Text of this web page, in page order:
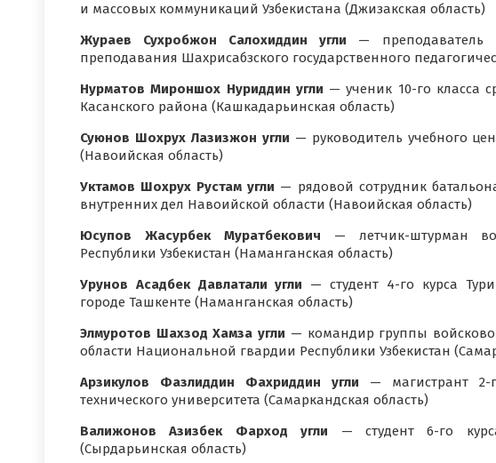
и массовых коммуникаций Узбекистана (Джизакская область)
Жураев Сухробжон Салохиддин угли — преподаватель
преподавания Шахрисабзского государственного
Нурматов Мироншох Нуриддин угли — ученик 10-го класса
Касанского района (Кашкадарьинская область)
Суюнов Шохрух Лазизжон угли — руководитель учебного
(Навоийская область)
Уктамов Шохрух Рустам угли — рядовой сотрудник
внутренних дел Навоийской области (Навоийская область)
Юсупов Жасурбек Муратбекович — летчик-штурман
Республики Узбекистан (Наманганская область)
Урунов Асадбек Давлатали угли — студент 4-го курса
городе Ташкенте (Наманганская область)
Элмуротов Шахзод Хамза угли — командир группы
области Национальной гвардии Республики Узбекистан
Арзикулов Фазлиддин Фахриддин угли — магистрант 2-
технического университета (Самаркандская область)
Валижонов Азизбек Фарход угли — студент 6-го
(Сырдарьинская область)